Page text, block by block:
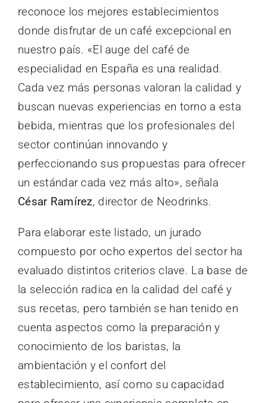
reconoce los mejores establecimientos
donde disfrutar de un café excepcional en
nuestro país. «El auge del café de
especialidad en España es una realidad.
Cada vez más personas valoran la calidad y
buscan nuevas experiencias en torno a esta
bebida, mientras que los profesionales del
sector continúan innovando y
perfeccionando sus propuestas para ofrecer
un estándar cada vez más alto», señala
César Ramírez, director de Neodrinks.
Para elaborar este listado, un jurado
compuesto por ocho expertos del sector ha
evaluado distintos criterios clave. La base de
la selección radica en la calidad del café y
sus recetas, pero también se han tenido en
cuenta aspectos como la preparación y
conocimiento de los baristas, la
ambientación y el confort del
establecimiento, así como su capacidad